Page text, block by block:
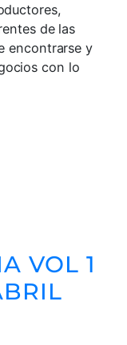
de las
encontrarse y
con lo
VOL 1